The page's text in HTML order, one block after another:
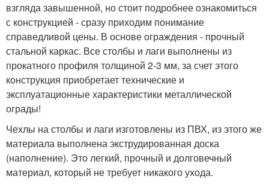
взгляда завышенной, но стоит подробнее ознакомиться
с конструкцией - сразу приходим понимание
справедливой цены. В основе ограждения - прочный
стальной каркас. Все столбы и лаги выполнены из
прокатного профиля толщиной 2-3 мм, за счет этого
конструкция приобретает технические и
эксплуатационные характеристики металлической
ограды!
Чехлы на столбы и лаги изготовлены из ПВХ, из этого же
материала выполнена экструдированная доска
(наполнение). Это легкий, прочный и долговечный
материал, который не требует никакого ухода.